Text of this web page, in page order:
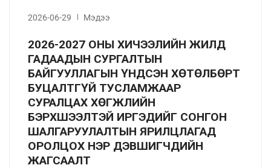
2026-06-29 Мэдээ
2026-2027 ОНЫ ХИЧЭЭЛИЙН ЖИЛД
ГАДААДЫН СУРГАЛТЫН
БАЙГУУЛЛАГЫН ҮНДСЭН ХӨТӨЛБӨРТ
БУЦАЛТГҮЙ ТУСЛАМЖААР
СУРАЛЦАХ ХӨГЖЛИЙН
БЭРХШЭЭЛТЭЙ ИРГЭДИЙГ СОНГОН
ШАЛГАРУУЛАЛТЫН ЯРИЛЦЛАГАД
ОРОЛЦОХ НЭР ДЭВШИГЧДИЙН
ЖАГСААЛТ